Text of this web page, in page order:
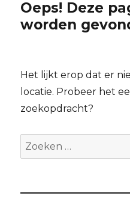
Oeps! Deze
worden
Het lijkt erop dat er
locatie. Probeer het
zoekopdracht?
Zoeken
naar: